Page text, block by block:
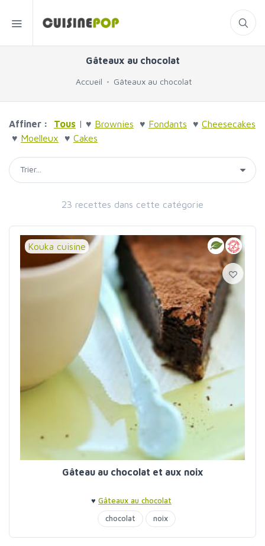
Gâteaux au chocolat
Accueil Gâteaux au chocolat
Affiner : Tous | ♥ Brownies ♥ Fondants ♥ Cheesecakes
♥ Moelleux ♥ Cakes
23 recettes dans cette catégorie
Kouka cuisine
Gâteau au chocolat et aux noix
♥ Gâteaux au chocolat
chocolat
noix